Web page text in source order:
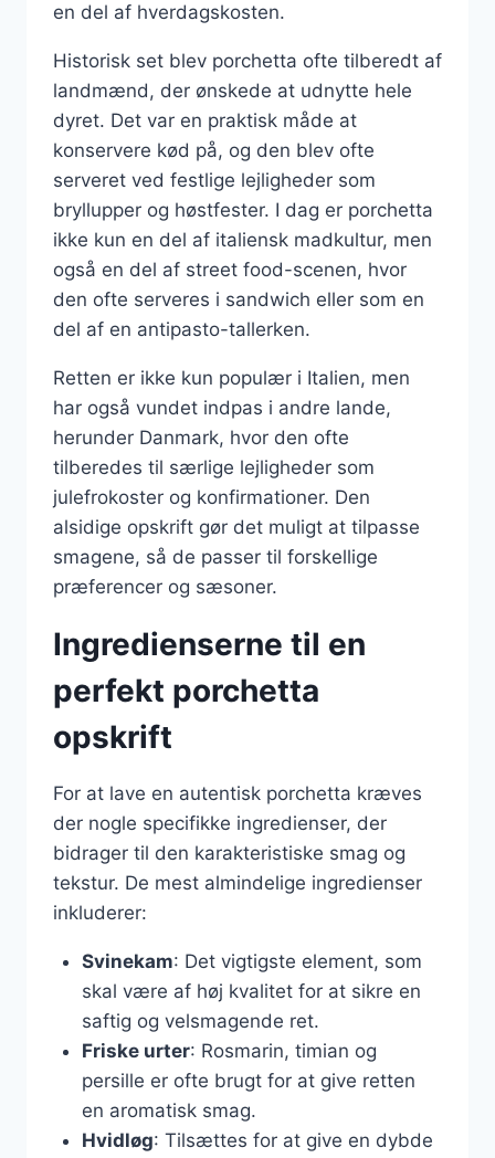
en del af hverdagskosten.
Historisk set blev porchetta ofte tilberedt af
landmænd, der ønskede at udnytte hele
dyret. Det var en praktisk måde at
konservere kød på, og den blev ofte
serveret ved festlige lejligheder som
bryllupper og høstfester. I dag er porchetta
ikke kun en del af italiensk madkultur, men
også en del af street food-scenen, hvor
den ofte serveres i sandwich eller som en
del af en antipasto-tallerken.
Retten er ikke kun populær i Italien, men
har også vundet indpas i andre lande,
herunder Danmark, hvor den ofte
tilberedes til særlige lejligheder som
julefrokoster og konfirmationer. Den
alsidige opskrift gør det muligt at tilpasse
smagene, så de passer til forskellige
præferencer og sæsoner.
Ingredienserne til en
perfekt porchetta
opskrift
For at lave en autentisk porchetta kræves
der nogle specifikke ingredienser, der
bidrager til den karakteristiske smag og
tekstur. De mest almindelige ingredienser
inkluderer:
Svinekam: Det vigtigste element, som
skal være af høj kvalitet for at sikre en
saftig og velsmagende ret.
Friske urter: Rosmarin, timian og
persille er ofte brugt for at give retten
en aromatisk smag.
Hvidløg: Tilsættes for at give en dybde